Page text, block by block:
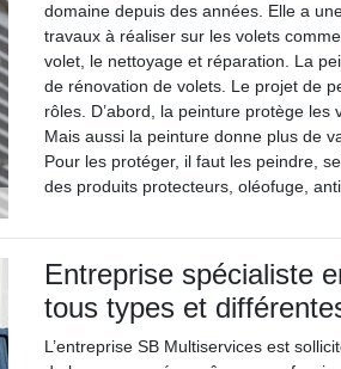
domaine depuis des années. Elle a
travaux à réaliser sur les volets
volet, le nettoyage et réparation. La
de rénovation de volets. Le projet de
rôles. D’abord, la peinture protège les
Mais aussi la peinture donne plus de
Pour les protéger, il faut les peindre,
des produits protecteurs, oléofuge,
Entreprise spécialiste
tous types et
L’entreprise SB Multiservices est